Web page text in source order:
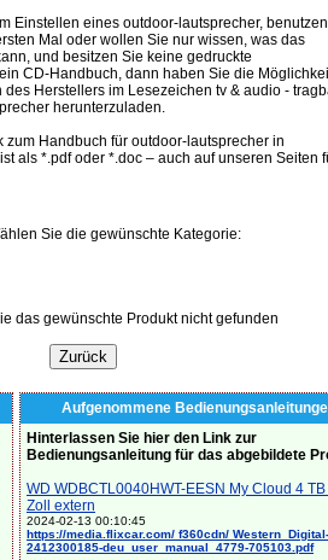
Einstellen eines outdoor-lautsprecher, benutzen
Mal oder wollen Sie nur wissen, was das
und besitzen Sie keine gedruckte
CD-Handbuch, dann haben Sie die
Herstellers im Lesezeichen tv & audio -
herunterzuladen.
zum Handbuch für outdoor-lautsprecher in
als *.pdf oder *.doc – auch auf unseren Seiten
Sie die gewünschte Kategorie:
das gewünschte Produkt nicht gefunden
Aufgenommene
Hinterlassen Sie hier den Link zur
Bedienungsanleitung für das abgebildete
WD WDBCTL0040HWT-EESN My Cloud 4
Zoll extern
2024-02-13 00:10:45
https://media.flixcar.com/ f360cdn/ Western_Digital-
2412300185-deu_user_manual_4779-705103.pdf